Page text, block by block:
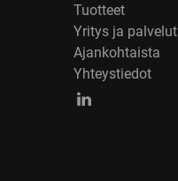
Tuotteet
Yritys ja palvelut
Ajankohtaista
Yhteystiedot